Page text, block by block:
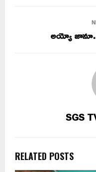
అయ్యో
SGS
RELATED POSTS